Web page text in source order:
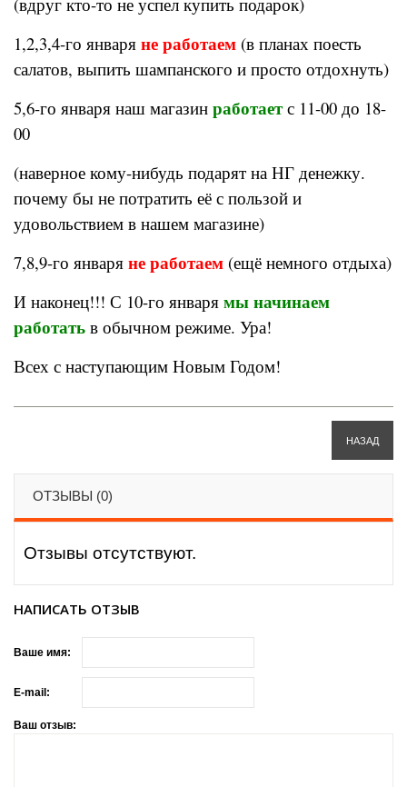
1,2,3,4-го января не работаем (в планах поесть
салатов, выпить шампанского и просто отдохнуть)
5,6-го января наш магазин работаетс 11-00 до 18-
00
(наверное кому-нибудь подарят на НГ денежку.
почему бы не потратить её с пользой и
удовольствием в нашем магазине)
7,8,9-го января не работаем (ещё немного отдыха)
И наконец!!! С 10-го января мы начинаем
работать в обычном режиме. Ура!
Всех с наступающим Новым Годом!
НАЗАД
ОТЗЫВЫ (0)
Отзывы отсутствуют.
НАПИСАТЬ ОТЗЫВ
Ваше имя:
E-mail:
Ваш отзыв: